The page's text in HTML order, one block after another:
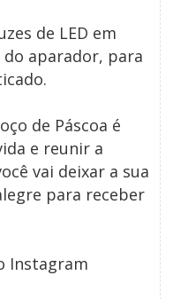
de LED em
aparador, para
de Páscoa é
e reunir a
vai deixar a sua
para receber
Instagram